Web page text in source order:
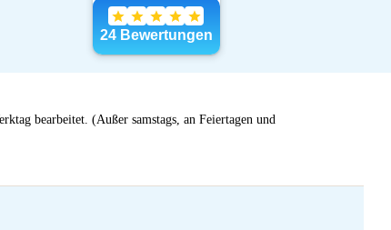
bearbeitet. (Außer samstags, an Feiertagen und